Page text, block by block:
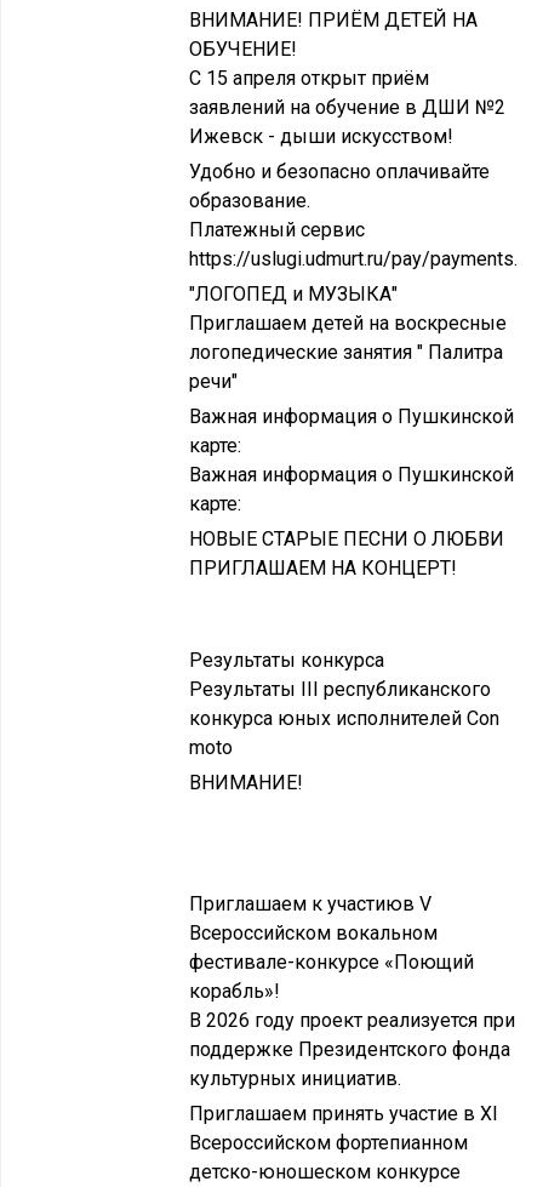
ВНИМАНИЕ! ПРИЁМ ДЕТЕЙ НА
ОБУЧЕНИЕ!
С 15 апреля открыт приём
заявлений на обучение в ДШИ №2
Ижевск - дыши искусством!
Удобно и безопасно оплачивайте
образование.
Платежный сервис
https://uslugi.udmurt.ru/pay/payments.
"ЛОГОПЕД и МУЗЫКА"
Приглашаем детей на воскресные
логопедические занятия " Палитра
речи"
Важная информация о Пушкинской
карте:
Важная информация о Пушкинской
карте:
НОВЫЕ СТАРЫЕ ПЕСНИ О ЛЮБВИ
ПРИГЛАШАЕМ НА КОНЦЕРТ!
Результаты конкурса
Результаты III республиканского
конкурса юных исполнителей Con
moto
ВНИМАНИЕ!
Приглашаем к участиюв V
Всероссийском вокальном
фестивале-конкурсе «Поющий
корабль»!
В 2026 году проект реализуется при
поддержке Президентского фонда
культурных инициатив.
Приглашаем принять участие в XI
Всероссийском фортепианном
детско-юношеском конкурсе